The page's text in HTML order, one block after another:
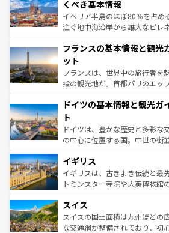
景など、自然景観も見逃せない
ピザやパスタなど、絶品のイタ
できる。朝目覚めてから夜眠る
なお、新着のイタリア情報はコ
しい。
くべき基本情報
イベリア半島のほぼ80％を占め
注ぐ地中海沿岸から雄大なピレ
文化が根付くこの国では、情熱
れる闘牛、そして美味しいタパ
る。首都マドリードの洗練され
アートに溢れた街角から、地方
せる。地方によって風土や気候
ンテンツ一覧 を参照してほしい。
フランスの基本情報と観光
ット
フランスは、世界中の旅行者を
指の観光地だ。首都パリのエッ
で、幅広い魅力が詰まっている
聖堂、美しいビーチ、そして豊
から魅了する。また、フランス
れ、フランス料理はユネスコ無
香り高いラベンダー畑など、多
らに、パリ以外の地域にも魅力
も豊かな歴史と文化が息づいて
を参照してほしい。
ドイツの基本情報と観光ガ
ト
ドイツは、豊かな歴史と多彩な
の中心に位置する国。中世の街
顔を持つこの国は、どこを歩い
ルリンの文化的活気、バイエル
してライン川沿いのワイン畑と
は、お酒好きな人にはぜひ体験してほしい
ドイツ情報はコンテンツ一覧を
イギリス
イギリスは、古きよき伝統と最
トミンスター寺院や大英博物館
リアごとに異なる魅力がある。
ティー、ビール好きにはたまら
戦など、本場だからこそできる
スイス
スイスの国土面積は九州ほどの
な交通網が整備されており、初